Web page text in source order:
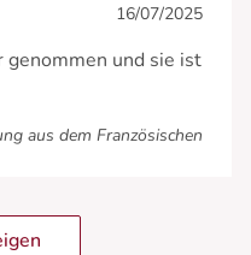
16/07/2025
genommen und sie ist
aus dem Französischen